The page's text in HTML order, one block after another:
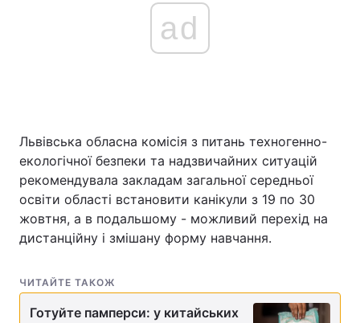
Головна Війна
Україна Політика
Економіка
ad
Львівська обласна комісія з питань техногенно-
екологічної безпеки та надзвичайних ситуацій
рекомендувала закладам загальної середньої
освіти області встановити канікули з 19 по 30
жовтня, а в подальшому - можливий перехід на
дистанційну і змішану форму навчання.
ЧИТАЙТЕ ТАКОЖ
Готуйте памперси: у китайських